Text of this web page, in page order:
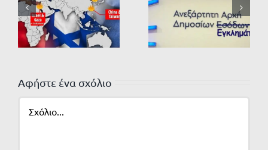
Αφήστε ένα σχόλιο